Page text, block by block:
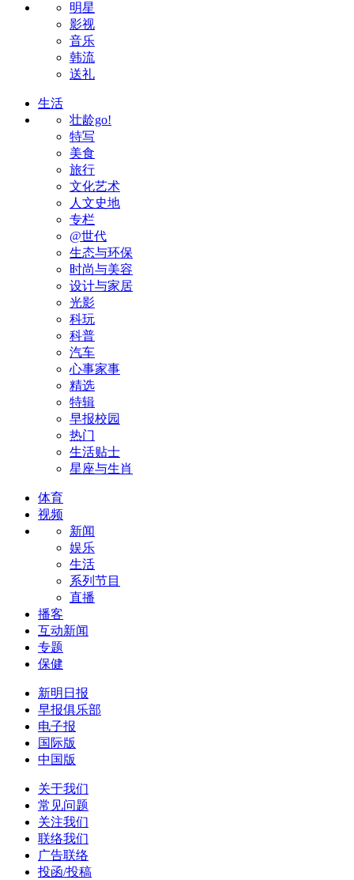
明星
影视
音乐
韩流
送礼
生活
壮龄go!
特写
美食
旅行
文化艺术
人文史地
专栏
@世代
生态与环保
时尚与美容
设计与家居
光影
科玩
科普
汽车
心事家事
精选
特辑
早报校园
热门
生活贴士
星座与生肖
体育
视频
新闻
娱乐
生活
系列节目
直播
播客
互动新闻
专题
保健
新明日报
早报俱乐部
电子报
国际版
中国版
关于我们
常见问题
关注我们
联络我们
广告联络
投函/投稿